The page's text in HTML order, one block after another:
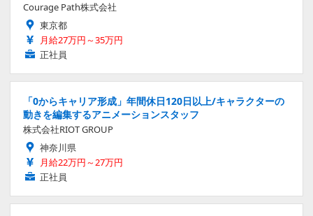
Courage Path株式会社
東京都
月給27万円～35万円
正社員
「0からキャリア形成」年間休日120日以上/キャラクターの
動きを編集するアニメーションスタッフ
株式会社RIOT GROUP
神奈川県
月給22万円～27万円
正社員